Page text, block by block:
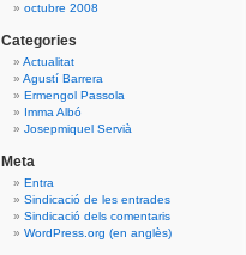
octubre 2008
Categories
Actualitat
Agustí Barrera
Ermengol Passola
Imma Albó
Josepmiquel Servià
Meta
Entra
Sindicació de les entrades
Sindicació dels comentaris
WordPress.org (en anglès)